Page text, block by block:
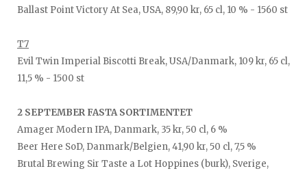
Ballast Point Victory At Sea, USA, 89,90 kr, 65 cl, 10 % - 1560 st
T7
Evil Twin Imperial Biscotti Break, USA/Danmark, 109 kr, 65 cl,
11,5 % - 1500 st
2 SEPTEMBER FASTA SORTIMENTET
Amager Modern IPA, Danmark, 35 kr, 50 cl, 6 %
Beer Here SoD, Danmark/Belgien, 41,90 kr, 50 cl, 7,5 %
Brutal Brewing Sir Taste a Lot Hoppines (burk), Sverige,